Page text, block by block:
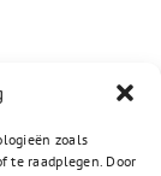
zoals
te raadplegen. Door